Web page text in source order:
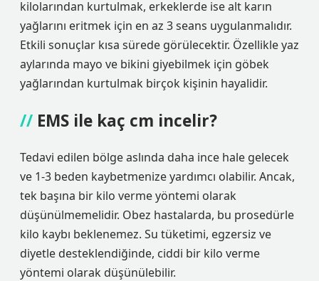
kilolarından kurtulmak, erkeklerde ise alt karın
yağlarını eritmek için en az 3 seans uygulanmalıdır.
Etkili sonuçlar kısa sürede görülecektir. Özellikle yaz
aylarında mayo ve bikini giyebilmek için göbek
yağlarından kurtulmak birçok kişinin hayalidir.
EMS ile kaç cm incelir?
Tedavi edilen bölge aslında daha ince hale gelecek
ve 1-3 beden kaybetmenize yardımcı olabilir. Ancak,
tek başına bir kilo verme yöntemi olarak
düşünülmemelidir. Obez hastalarda, bu prosedürle
kilo kaybı beklenemez. Su tüketimi, egzersiz ve
diyetle desteklendiğinde, ciddi bir kilo verme
yöntemi olarak düşünülebilir.